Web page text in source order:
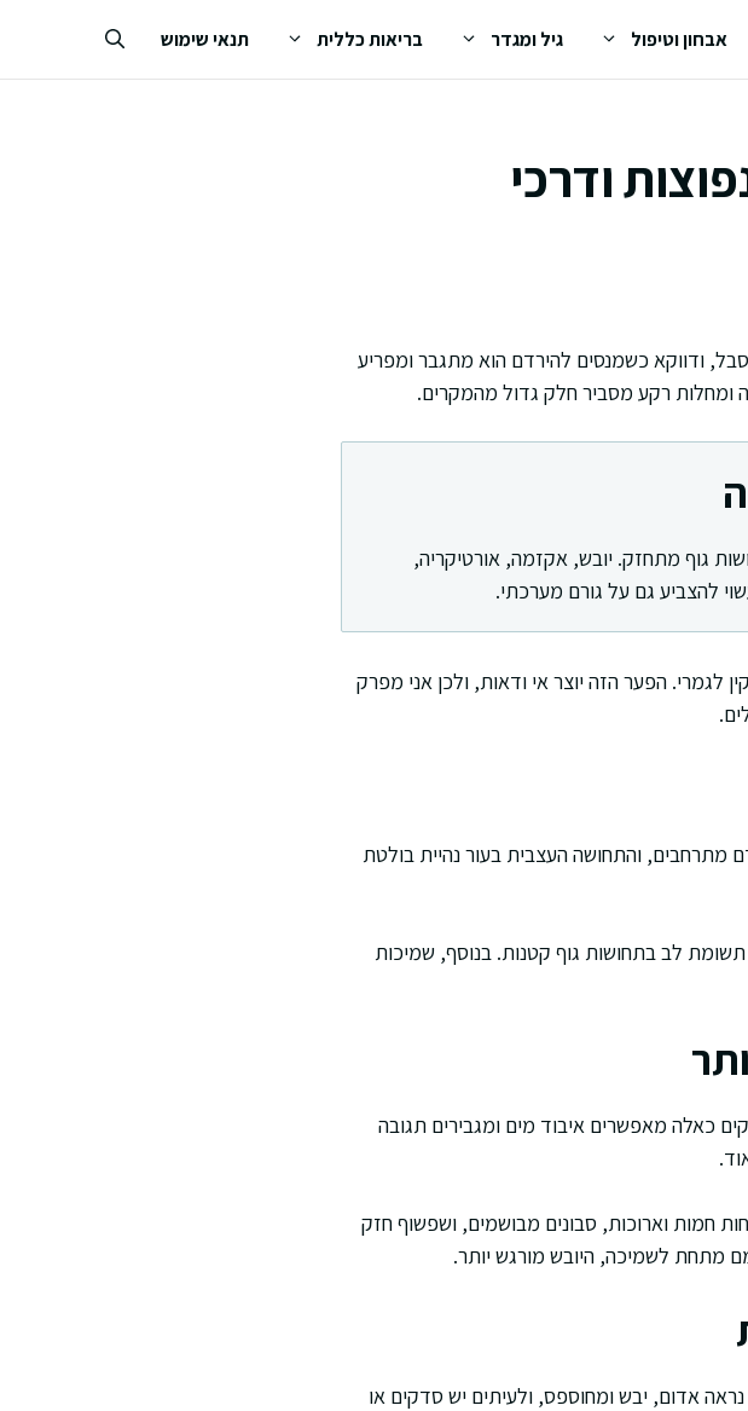
אבחון וטיפול גיל ומגדר בריאות כללית תנאי שימוש
ודרכי
ודווקא כשמנסים להירדם הוא מתגבר ומפריע
ומחלות רקע מסביר חלק גדול מהמקרים.
גוף מתחזק. יובש, אקזמה, אורטיקריה,
להצביע גם על גורם מערכתי.
לגמרי. הפער הזה יוצר אי ודאות, ולכן אני מפרק
מתרחבים, והתחושה העצבית בעור נהיית בולטת
לב בתחושות גוף קטנות. בנוסף, שמיכות
כאלה מאפשרים איבוד מים ומגבירים תגובה
חמות וארוכות, סבונים מבושמים, ושפשוף חזק
מתחת לשמיכה, היובש מורגש יותר.
אדום, יבש ומחוספס, ולעיתים יש סדקים או